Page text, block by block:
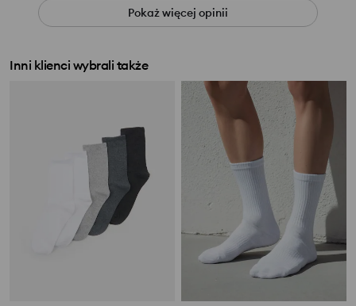
Pokaż więcej opinii
Inni klienci wybrali także